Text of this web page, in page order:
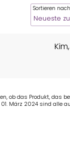
Sortieren nach
Kim,
ob das Produkt, das
März 2024 sind alle